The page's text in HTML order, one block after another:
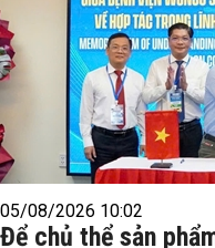
05/08/2026 10:02
Để chủ thể sản